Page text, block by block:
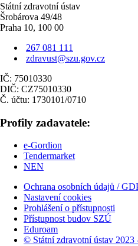
Státní zdravotní ústav
Šrobárova 49/48
Praha 10, 100 00
267 081 111
zdravust@szu.gov.cz
IČ: 75010330
DIČ: CZ75010330
Č. účtu: 1730101/0710
Profily zadavatele:
e-Gordion
Tendermarket
NEN
Ochrana osobních údajů /
Nastavení cookies
Prohlášení o přístupnosti
Přístupnost budov SZÚ
Eduroam
© Státní zdravotní ústav